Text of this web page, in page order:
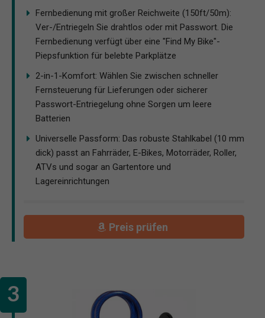
Fernbedienung mit großer Reichweite (150ft/50m):
Ver-/Entriegeln Sie drahtlos oder mit Passwort. Die
Fernbedienung verfügt über eine "Find My Bike"-
Piepsfunktion für belebte Parkplätze
2-in-1-Komfort: Wählen Sie zwischen schneller
Fernsteuerung für Lieferungen oder sicherer
Passwort-Entriegelung ohne Sorgen um leere
Batterien
Universelle Passform: Das robuste Stahlkabel (10 mm
dick) passt an Fahrräder, E-Bikes, Motorräder, Roller,
ATVs und sogar an Gartentore und
Lagereinrichtungen
Preis prüfen